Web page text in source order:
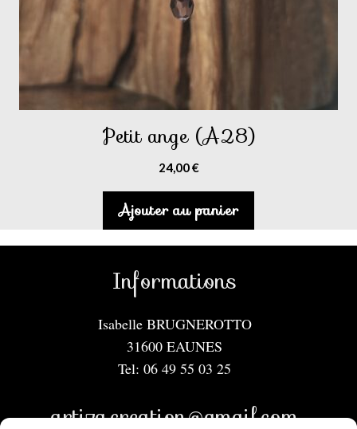
Petit ange (A28)
24,00€
Ajouter au panier
Informations
Isabelle BRUGNEROTTO
31600 EAUNES
Tel: 06 49 55 03 25
artiza.creation@gmail.com